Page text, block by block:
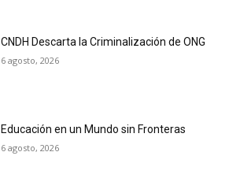
CNDH Descarta la Criminalización de ONG
6 agosto, 2026
Educación en un Mundo sin Fronteras
6 agosto, 2026